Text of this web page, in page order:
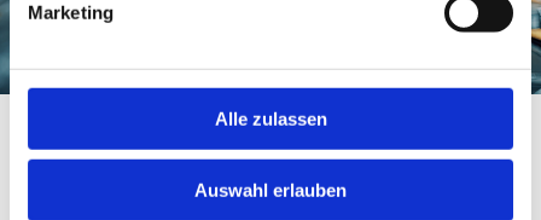
Marketing
Alle zulassen
Auswahl erlauben
Immer am Puls der Zeit
Newsletter